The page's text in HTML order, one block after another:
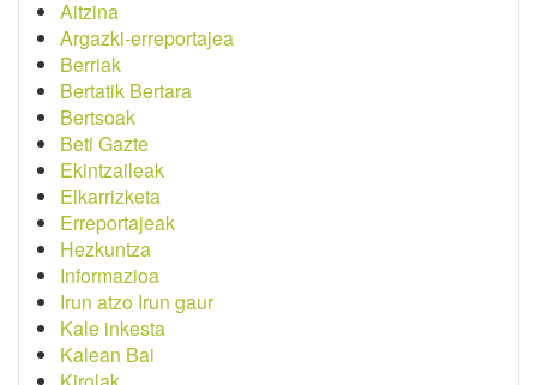
Aitzina
Argazki-erreportajea
Berriak
Bertatik Bertara
Bertsoak
Beti Gazte
Ekintzaileak
Elkarrizketa
Erreportajeak
Hezkuntza
Informazioa
Irun atzo Irun gaur
Kale inkesta
Kalean Bai